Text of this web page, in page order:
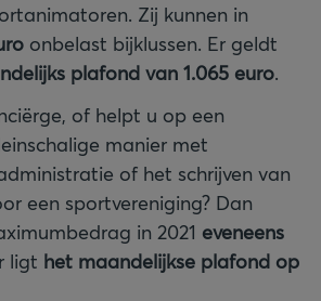
Zij kunnen in
onbelast bijklussen. Er geldt
plafond van 1.065 euro.
of helpt u op een
manier met
of het schrijven van
een sportvereniging? Dan
in 2021 eveneens
ligt het maandelijkse plafond op